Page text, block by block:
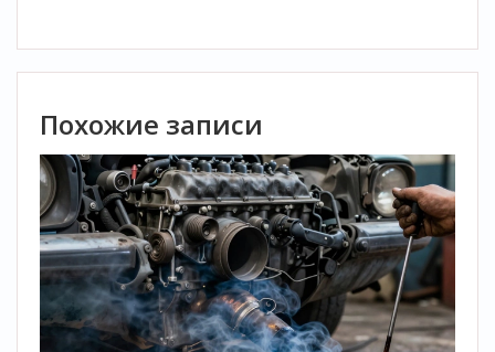
Похожие записи